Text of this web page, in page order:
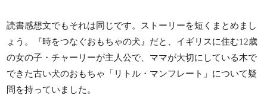
読書感想文でもそれは同じです。ストーリーを短くまとめまし
ょう。『時をつなぐおもちゃの犬』だと、イギリスに住む12歳
の女の子・チャーリーが主人公で、ママが大切にしている木で
できた古い犬のおもちゃ「リトル・マンフレート」について疑
問を持っていました。